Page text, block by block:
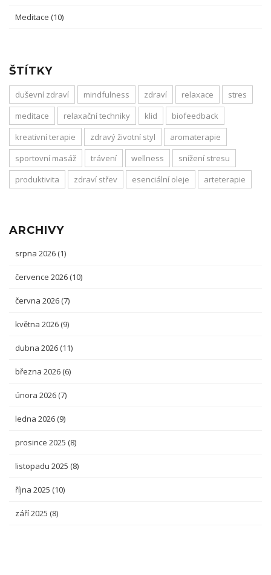
Meditace (10)
ŠTÍTKY
duševní zdraví mindfulness zdraví relaxace
stres
meditace
relaxační techniky klid
biofeedback
kreativní terapie
zdravý životní styl
aromaterapie
sportovní masáž
trávení wellness
snížení stresu
produktivita
zdraví střev esenciální oleje arteterapie
ARCHIVY
srpna 2026 (1)
července 2026 (10)
června 2026 (7)
května 2026 (9)
dubna 2026 (11)
března 2026 (6)
února 2026 (7)
ledna 2026 (9)
prosince 2025 (8)
listopadu 2025 (8)
října 2025 (10)
září 2025 (8)